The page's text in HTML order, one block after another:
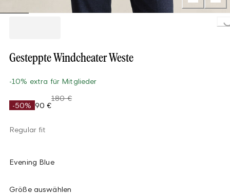
Loading...
Gesteppte Windcheater Weste
-10% extra für Mitglieder
-50% 90 €
180 €
Regular fit
Evening Blue
Größe auswählen